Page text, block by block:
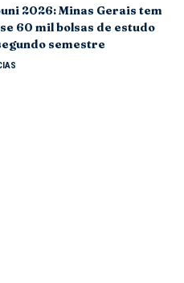
2026: Minas Gerais tem
60 mil bolsas de estudo
semestre